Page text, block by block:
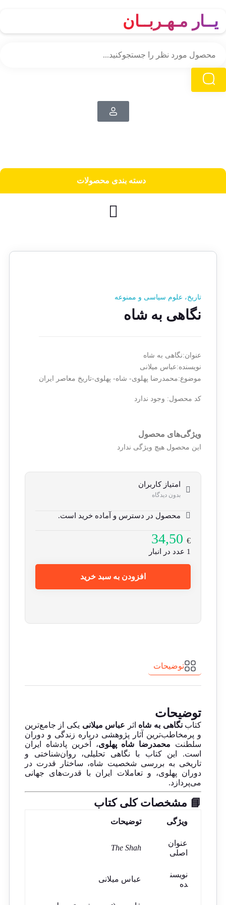
یــار مـهـربــان
دسته‌ بندی محصولات
تاریخ، علوم سیاسی و ممنوعه
نگاهی به شاه
عنوان:نگاهی به شاه
نویسنده:عباس میلانی
موضوع:محمدرضا پهلوی- شاه- پهلوی-تاریخ معاصر ایران
کد محصول: وجود ندارد
ویژگی‌های محصول
این محصول هیچ ویژگی ندارد
امتیاز کاربران
بدون دیدگاه
محصول در دسترس و آماده خرید است.
34,50€
1 عدد در انبار
افزودن به سبد خرید
توضیحات
توضیحات
کتابنگاهی به شاه اثر عباس میلانی یکی از جامع‌ترین
و پرمخاطب‌ترین آثار پژوهشی درباره زندگی و دوران
سلطنت محمدرضا شاه پهلوی، آخرین پادشاه ایران
است. این کتاب با نگاهی تحلیلی، روان‌شناختی و
تاریخی به بررسی شخصیت شاه، ساختار قدرت در
دوران پهلوی، و تعاملات ایران با قدرت‌های جهانی
می‌پردازد.
📘 مشخصات کلی کتاب
ویژگی توضیحات
عنوان
اصلی
The Shah
نویسن
ده
عباس میلانی